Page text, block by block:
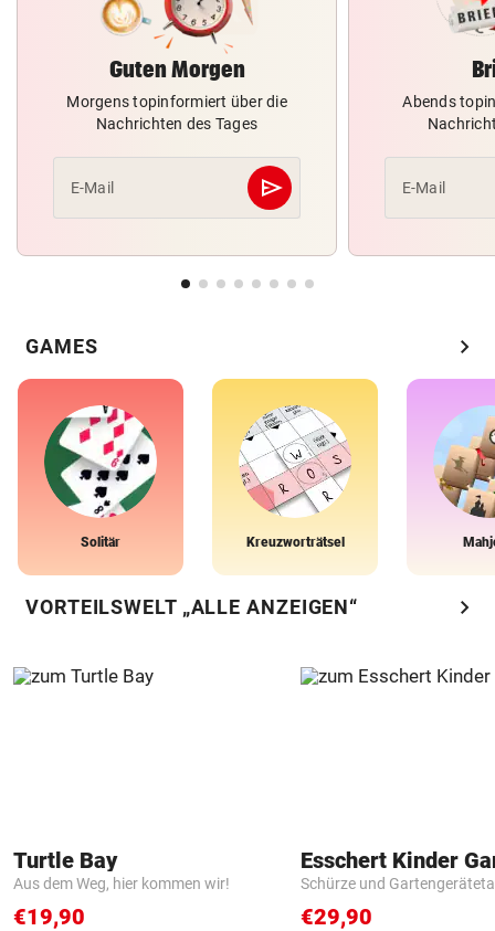
Guten Morgen
Morgens topinformiert über die
Nachrichten des Tages
E-Mail send
Abschicken
Abends
E-Mail
GAMES chevron_right
Solitär Kreuzworträtsel
VORTEILSWELT „ALLE ANZEIGEN“ chevron_right
Turtle Bay
Aus dem Weg, hier kommen wir!
€19,90
Schürze und
€29,90